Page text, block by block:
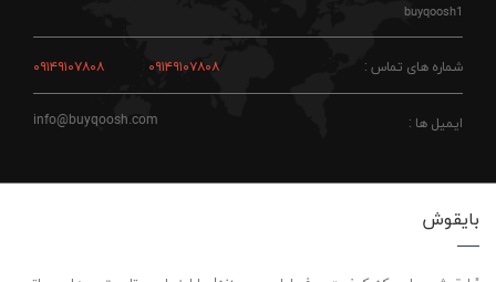
buyqoosh1
شماره های تماس : ۰۹۱۴۹۱۰۷۸۰۸ ۰۹۱۴۹۱۰۷۸۰۸
ایمیل ها : info@buyqoosh.com
بایقوش